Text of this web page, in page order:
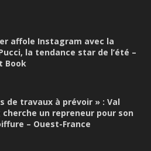
affole Instagram avec la
la tendance star de l’été –
Book
de travaux à prévoir » : Val
cherche un repreneur pour son
– Ouest-France